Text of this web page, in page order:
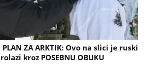
PLAN ZA ARKTIK: Ovo na slici je ruski
kroz POSEBNU OBUKU